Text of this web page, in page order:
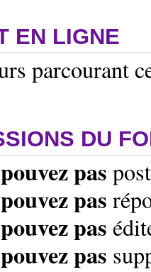
EN LIGNE
parcourant
DU
pas
pas
pas
pas